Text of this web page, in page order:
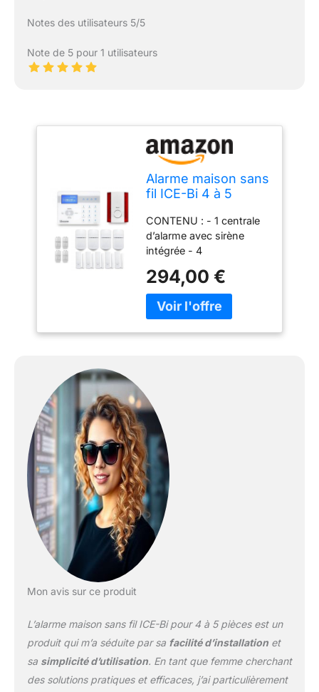
Notes des utilisateurs 5/5
Note de 5 pour 1 utilisateurs
Alarme maison sans
fil ICE-Bi 4 à 5
+ intrusion + sirène
extérieure -
Compatible Box
internet
CONTENU : - 1 centrale
d’alarme avec sirène
intégrée - 4
détecteurs de
mouvement infrarouge -
5 détecteurs d'ouverture
sont programmés avant
expédition pour une
installation simple et
rapide. Vous disposez
d'une garantie sur les
éléments pendant 2 ans.
Bénéficiez d'une
assistance téléphonique
ou email gratuite pour
vous aider lors de
l'installation auprès de
grâce à une technologie
sans fil haute sécurité
permettant une
installation simple et
rapide. Les détecteurs
294,00 €
Mon avis sur ce produit
L’alarme maison sans fil ICE-Bi pour 4 à 5 pièces est un
produit qui m’a séduite par sa facilité d’installationet
sa simplicité d’utilisation. En tant que femme cherchant
des solutions pratiques et efficaces, j’ai particulièrement